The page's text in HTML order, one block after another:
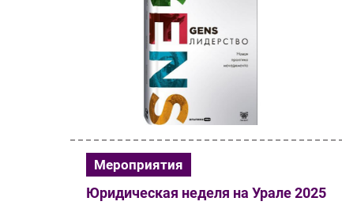
Мероприятия
Юридическая неделя на Урале 2025